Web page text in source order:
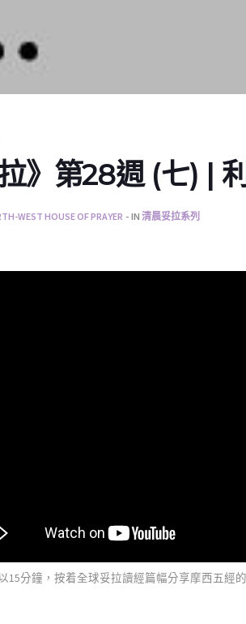
》第28週 (七) |
WEST HOUSE OF PRAYER IN 清晨妥拉系列
15分鐘，按着全球妥拉讀經篇幅分享摩西五經